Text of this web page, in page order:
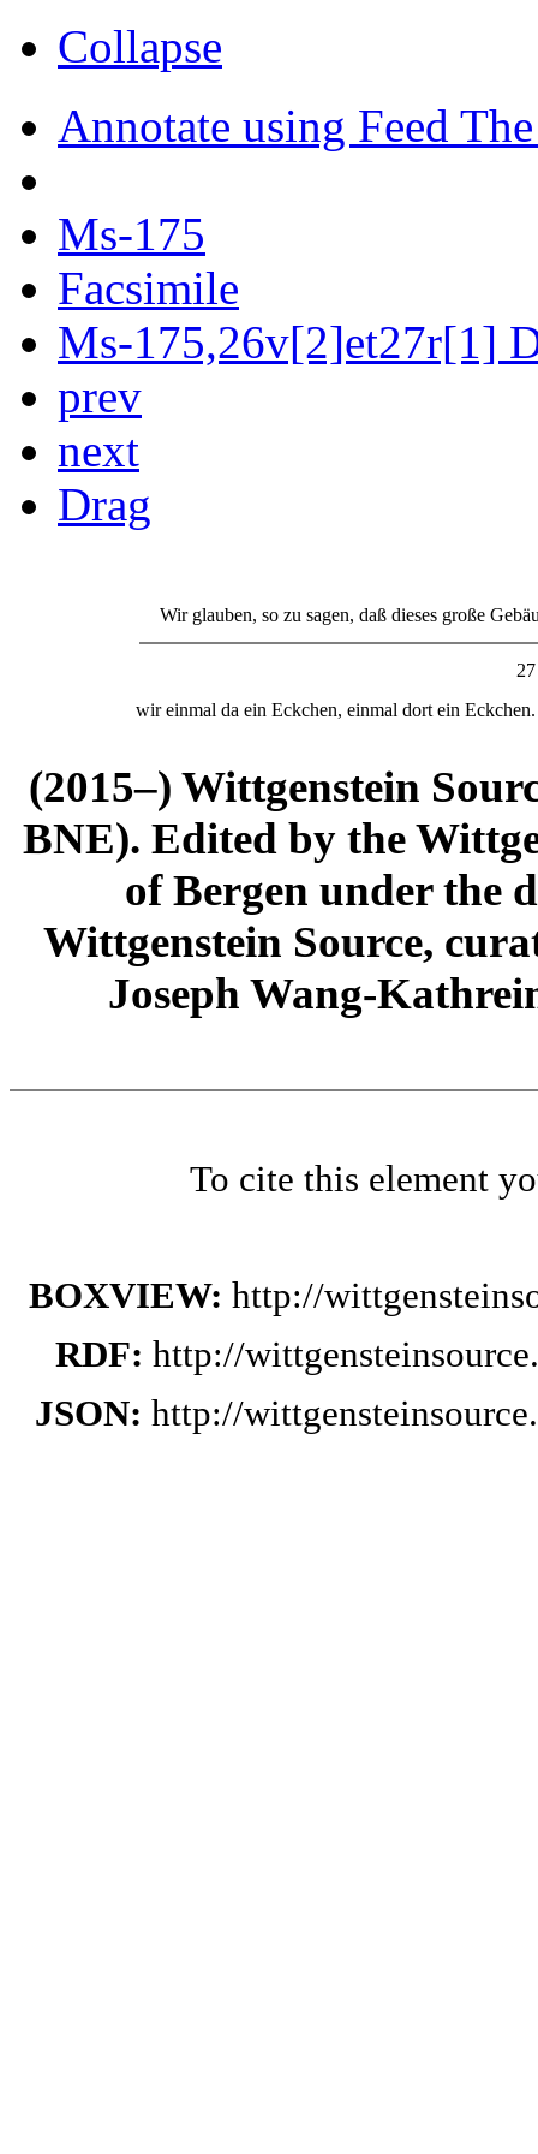
Collapse
Annotate using Feed
Ms-175
Facsimile
Ms-175,26v[2]et27r[1]
prev
next
Drag
Wir glauben, so zu sagen, daß dieses große
27
wir einmal da ein Eckchen, einmal dort ein Eckchen.
(2015–) Wittgenstein
BNE). Edited by the
of Bergen under the
Wittgenstein Source,
Joseph Wang-
To cite this element
BOXVIEW: http://
RDF: http://
JSON: http://